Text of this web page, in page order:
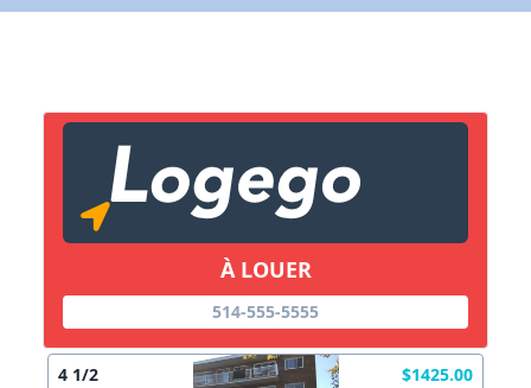
À LOUER
514-555-5555
4 1/2 $1425.00
Lien vers inscription (sera inclus dans courriel)
Copier lien
X Fermer Envoyez
X Fermer